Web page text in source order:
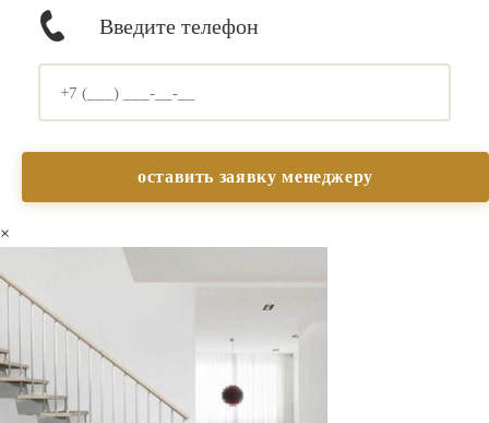
Введите телефон
×